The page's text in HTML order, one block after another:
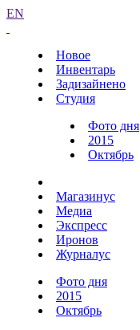
EN
Новое
Инвентарь
Задизайнено
Студия
Фото дня
2015
Октябрь
Магазинус
Медиа
Экспресс
Иронов
Журналус
Фото дня
2015
Октябрь